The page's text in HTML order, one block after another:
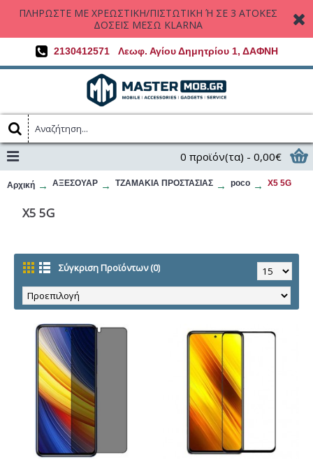
ΠΛΗΡΩΣΤΕ ΜΕ ΧΡΕΩΣΤΙΚΗ/ΠΙΣΤΩΤΙΚΗ Ή ΣΕ 3 ΑΤΟΚΕΣ
ΔΟΣΕΙΣ ΜΕΣΩ KLARNA
2130412571 Λεωφ. Αγίου Δημητρίου 1, ΔΑΦΝΗ
0 προϊόν(τα) - 0,00€
Αρχική ΑΞΕΣΟΥΑΡ ΤΖΑΜΑΚΙΑ ΠΡΟΣΤΑΣΙΑΣ poco X5 5G
X5 5G
Σύγκριση Προϊόντων (0)